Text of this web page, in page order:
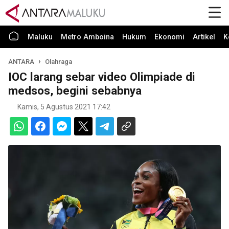
Maluku Metro Amboina Hukum Ekonomi Artikel
ANTARA Olahraga
IOC larang sebar video Olimpiade di
medsos, begini sebabnya
Kamis, 5 Agustus 2021 17:42